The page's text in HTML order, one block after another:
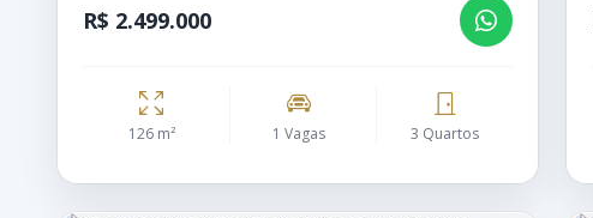
R$ 2.499.000
126 m² 1 Vagas 3 Quartos